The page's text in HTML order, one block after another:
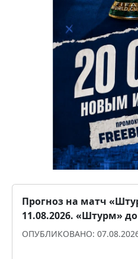
Прогноз на матч
11.08.2026. «Штурм»
ОПУБЛИКОВАНО: